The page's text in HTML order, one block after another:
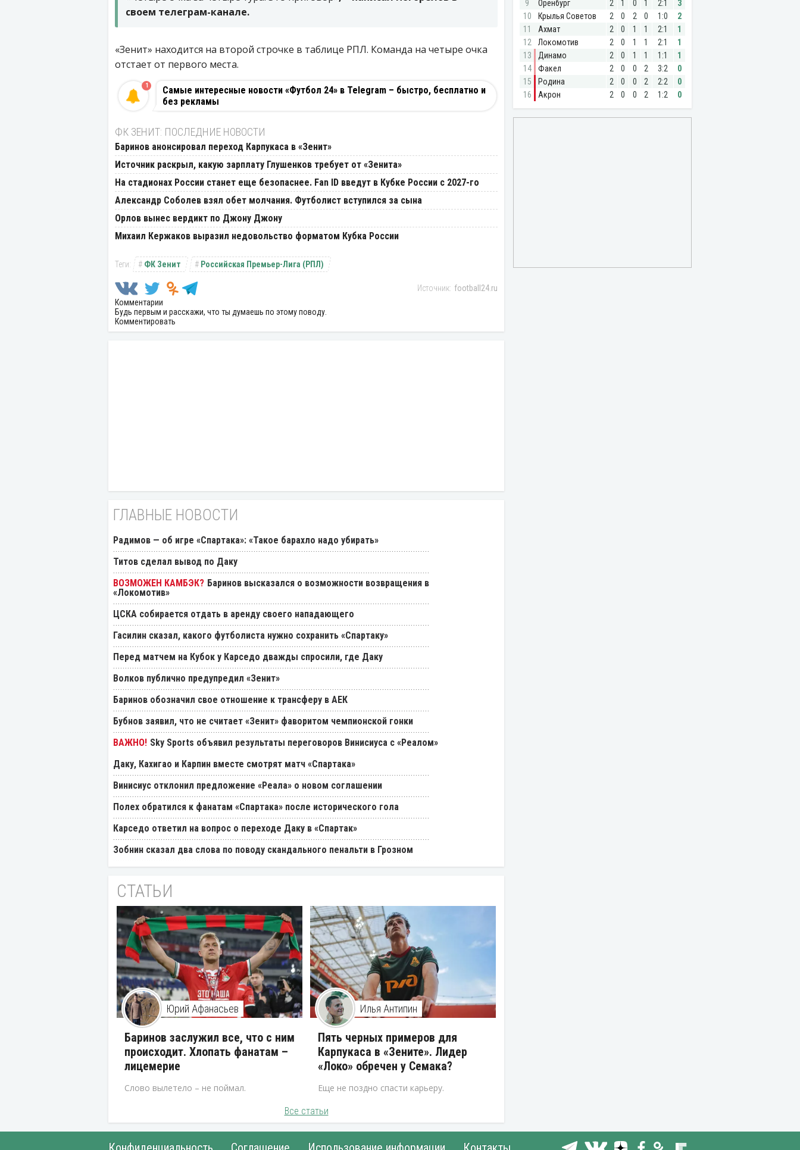
своем телеграм-канале.
«Зенит» находится на второй строчке в таблице РПЛ. Команда на четыре очка
отстает от первого места.
Самые интересные новости «Футбол 24» в Telegram – быстро, бесплатно и
без рекламы
1
ФК ЗЕНИТ: ПОСЛЕДНИЕ НОВОСТИ
Баринов анонсировал переход Карпукаса в «Зенит»
Источник раскрыл, какую зарплату Глушенков требует от «Зенита»
На стадионах России станет еще безопаснее. Fan ID введут в Кубке России с 2027-го
Александр Соболев взял обет молчания. Футболист вступился за сына
Орлов вынес вердикт по Джону Джону
Михаил Кержаков выразил недовольство форматом Кубка России
ФК Зенит Российская Премьер-Лига (РПЛ)
football24.ru
Комментарии
Будь первым и расскажи, что ты думаешь по этому поводу.
Комментировать
ГЛАВНЫЕ НОВОСТИ
Радимов — об игре «Спартака»: «Такое барахло надо убирать»
Титов сделал вывод по Даку
Баринов высказался о возможности возвращения в
«Локомотив»
ЦСКА собирается отдать в аренду своего нападающего
Гасилин сказал, какого футболиста нужно сохранить «Спартаку»
Перед матчем на Кубок у Карседо дважды спросили, где Даку
Волков публично предупредил «Зенит»
Баринов обозначил свое отношение к трансферу в АЕК
Бубнов заявил, что не считает «Зенит» фаворитом чемпионской гонки
Sky Sports объявил результаты переговоров Винисиуса с «Реалом»
Даку, Кахигао и Карпин вместе смотрят матч «Спартака»
Винисиус отклонил предложение «Реала» о новом соглашении
Полех обратился к фанатам «Спартака» после исторического гола
Карседо ответил на вопрос о переходе Даку в «Спартак»
Зобнин сказал два слова по поводу скандального пенальти в Грозном
СТАТЬИ
Юрий Афанасьев
Баринов заслужил все, что с ним
происходит. Хлопать фанатам –
лицемерие
Слово вылетело – не поймал.
Илья Антипин
Пять черных примеров для
Карпукаса в «Зените». Лидер
«Локо» обречен у Семака?
Еще не поздно спасти карьеру.
Все статьи